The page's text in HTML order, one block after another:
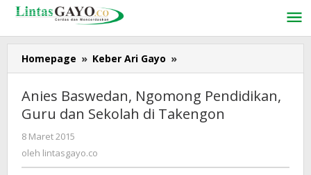
Lewati
konten
Homepage » Keber Ari Gayo »
Baswedan,
Pendidikan,
Guru
Anies Baswedan, Ngomong Pendidikan,
Guru dan Sekolah di Takengon
8 Maret 2015
lintasgayo.co
oleh lintasgayo.co